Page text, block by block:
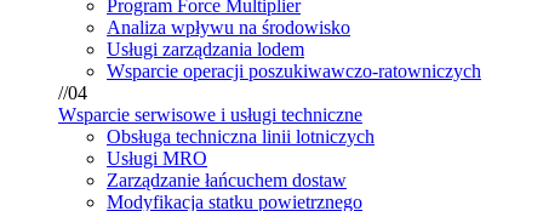
Program Force Multiplier
Analiza wpływu na środowisko
Usługi zarządzania lodem
Wsparcie operacji poszukiwawczo-ratowniczych
//04
Wsparcie serwisowe i usługi techniczne
Obsługa techniczna linii lotniczych
Usługi MRO
Zarządzanie łańcuchem dostaw
Modyfikacja statku powietrznego